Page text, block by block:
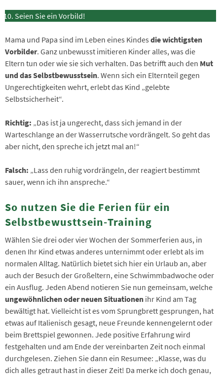
Seien Sie ein Vorbild!
Mama und Papa sind im Leben eines Kindes die wichtigsten
Vorbilder. Ganz unbewusst imitieren Kinder alles, was die
Eltern tun oder wie sie sich verhalten. Das betrifft auch den Mut
und das Selbstbewusstsein. Wenn sich ein Elternteil gegen
Ungerechtigkeiten wehrt, erlebt das Kind „gelebte
Selbstsicherheit“.
Richtig: „Das ist ja ungerecht, dass sich jemand in der
Warteschlange an der Wasserrutsche vordrängelt. So geht das
aber nicht, den spreche ich jetzt mal an!“
Falsch: „Lass den ruhig vordrängeln, der reagiert bestimmt
sauer, wenn ich ihn anspreche.“
So nutzen Sie die Ferien für ein
Selbstbewusttsein-Training
Wählen Sie drei oder vier Wochen der Sommerferien aus, in
denen Ihr Kind etwas anderes unternimmt oder erlebt als im
normalen Alltag. Natürlich bietet sich hier ein Urlaub an, aber
auch der Besuch der Großeltern, eine Schwimmbadwoche oder
ein Ausflug. Jeden Abend notieren Sie nun gemeinsam, welche
ungewöhnlichen oder neuen Situationen ihr Kind am Tag
bewältigt hat. Vielleicht ist es vom Sprungbrett gesprungen, hat
etwas auf Italienisch gesagt, neue Freunde kennengelernt oder
beim Brettspiel gewonnen. Jede positive Erfahrung wird
festgehalten und am Ende der vereinbarten Zeit noch einmal
durchgelesen. Ziehen Sie dann ein Resumee: „Klasse, was du
dich alles getraut hast in dieser Zeit! Da merke ich doch genau,